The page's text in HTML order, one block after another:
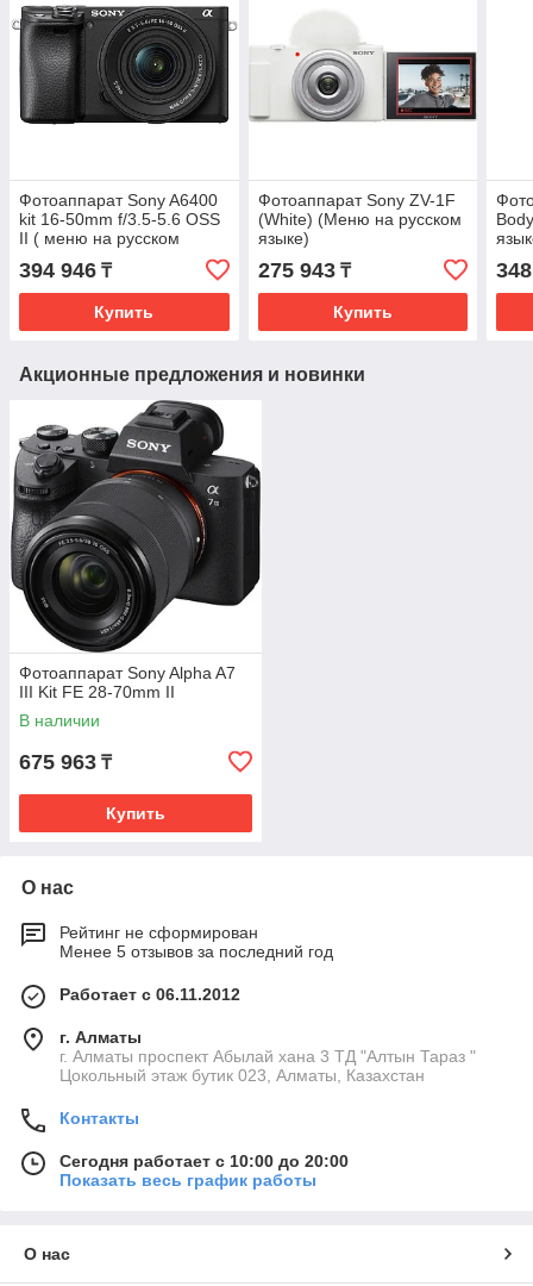
Фотоаппарат Sony A6400
kit 16-50mm f/3.5-5.6 OSS
II ( меню на русском
394 946 ₸
Купить
Фотоаппарат Sony ZV-1F
(White) (Меню на русском
языке)
275 943₸
Купить
Акционные предложения и новинки
Фотоаппарат Sony Alpha A7
III Kit FE 28-70mm II
В наличии
675 963 ₸
Купить
О нас
Рейтинг не сформирован
Менее 5 отзывов за последний год
Работает с 06.11.2012
г. Алматы
г. Алматы проспект Абылай хана 3 ТД "Алтын Тараз "
Цокольный этаж бутик 023, Алматы, Казахстан
Контакты
Сегодня работает с 10:00 до 20:00
Показать весь график работы
О нас